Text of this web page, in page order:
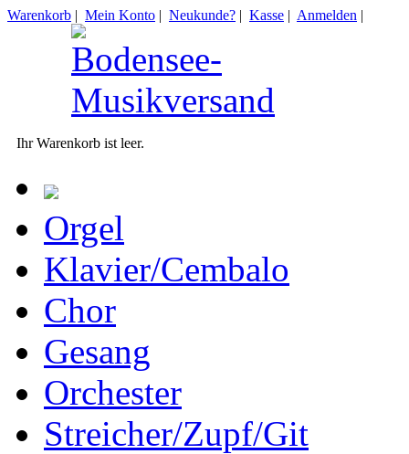
Warenkorb | Mein Konto | Neukunde? | Kasse | Anmelden |
Ihr Warenkorb ist leer.
Orgel
Klavier/Cembalo
Chor
Gesang
Orchester
Streicher/Zupf/Git